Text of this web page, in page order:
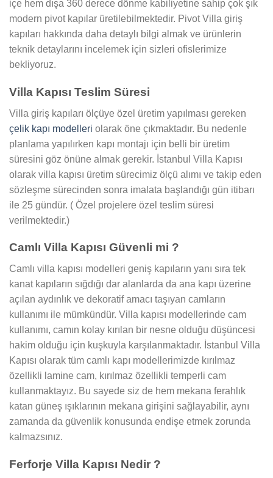
içe hem dışa 360 derece dönme kabiliyetine sahip çok şık
modern pivot kapılar üretilebilmektedir. Pivot Villa giriş
kapıları hakkında daha detaylı bilgi almak ve ürünlerin
teknik detaylarını incelemek için sizleri ofislerimize
bekliyoruz.
Villa Kapısı Teslim Süresi
Villa giriş kapıları ölçüye özel üretim yapılması gereken
çelik kapı modelleri olarak öne çıkmaktadır. Bu nedenle
planlama yapılırken kapı montajı için belli bir üretim
süresini göz önüne almak gerekir. İstanbul Villa Kapısı
olarak villa kapısı üretim sürecimiz ölçü alımı ve takip eden
sözleşme sürecinden sonra imalata başlandığı gün itibarı
ile 25 gündür. ( Özel projelere özel teslim süresi
verilmektedir.)
Camlı Villa Kapısı Güvenli mi ?
Camlı villa kapısı modelleri geniş kapıların yanı sıra tek
kanat kapıların sığdığı dar alanlarda da ana kapı üzerine
açılan aydınlık ve dekoratif amacı taşıyan camların
kullanımı ile mümkündür. Villa kapısı modellerinde cam
kullanımı, camın kolay kırılan bir nesne olduğu düşüncesi
hakim olduğu için kuşkuyla karşılanmaktadır. İstanbul Villa
Kapısı olarak tüm camlı kapı modellerimizde kırılmaz
özellikli lamine cam, kırılmaz özellikli temperli cam
kullanmaktayız. Bu sayede siz de hem mekana ferahlık
katan güneş ışıklarının mekana girişini sağlayabilir, aynı
zamanda da güvenlik konusunda endişe etmek zorunda
kalmazsınız.
Ferforje Villa Kapısı Nedir ?